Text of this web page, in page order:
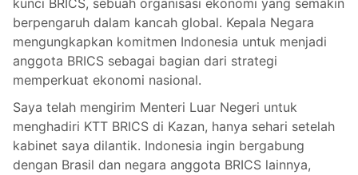
kunci BRICS, sebuah organisasi ekonomi yang semakin
berpengaruh dalam kancah global. Kepala Negara
mengungkapkan komitmen Indonesia untuk menjadi
anggota BRICS sebagai bagian dari strategi
memperkuat ekonomi nasional.
Saya telah mengirim Menteri Luar Negeri untuk
menghadiri KTT BRICS di Kazan, hanya sehari setelah
kabinet saya dilantik. Indonesia ingin bergabung
dengan Brasil dan negara anggota BRICS lainnya,